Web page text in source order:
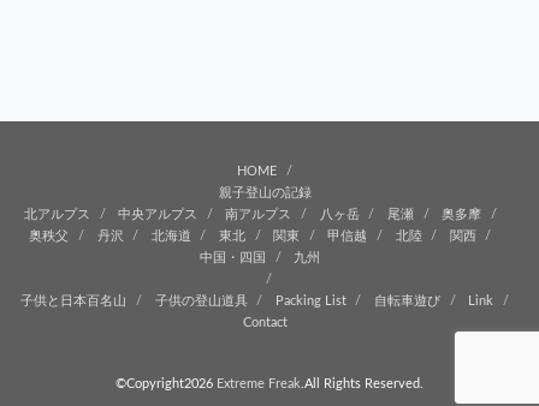
HOME
親子登山の記録
北アルプス
中央アルプス 南アルプス 八ヶ岳 尾瀬
奥多摩
奥秩父
丹沢 北海道 東北 関東 甲信越 北陸
関西
中国・四国
九州
子供と日本百名山 子供の登山道具 Packing List 自転車遊び
Link
Contact
©Copyright2026 Extreme Freak .All Rights Reserved.